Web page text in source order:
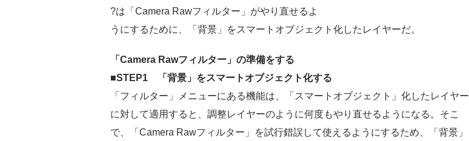
?は「Camera Rawフィルター」がやり直せるよ
うにするために、「背景」をスマートオブジェクト化したレイヤーだ。
「Camera Rawフィルター」の準備をする
■STEP1 「背景」をスマートオブジェクト化する
「フィルター」メニューにある機能は、「スマートオブジェクト」化したレイヤー
に対して適用すると、調整レイヤーのように何度もやり直せるようになる。そこ
で、「Camera Rawフィルター」を試行錯誤して使えるようにするため、「背景」